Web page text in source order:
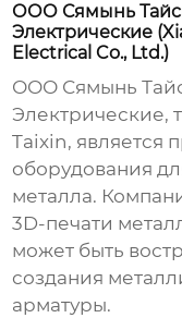
ООО Сямынь
Электрические
Electrical Co., Ltd.)
ООО Сямынь
Электрические,
Taixin, является
оборудования
металла.
3D-печати
может быть
создания
арматуры.